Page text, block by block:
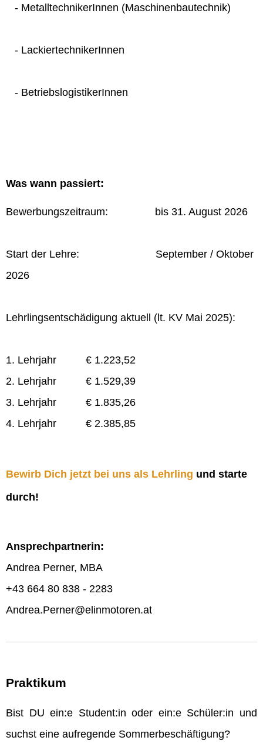
- MetalltechnikerInnen (Maschinenbautechnik)
- LackiertechnikerInnen
- BetriebslogistikerInnen
Was wann passiert:
Bewerbungszeitraum: bis 31. August 2026
Start der Lehre: September / Oktober
2026
Lehrlingsentschädigung aktuell (lt. KV Mai 2025):
1. Lehrjahr € 1.223,52
2. Lehrjahr € 1.529,39
3. Lehrjahr € 1.835,26
4. Lehrjahr € 2.385,85
Bewirb Dich jetzt bei uns als Lehrling und starte
durch!
Ansprechpartnerin:
Andrea Perner, MBA
+43 664 80 838 - 2283
Andrea.Perner@elinmotoren.at
Praktikum
Bist DU ein:e Student:in oder ein:e Schüler:in und
suchst eine aufregende Sommerbeschäftigung?